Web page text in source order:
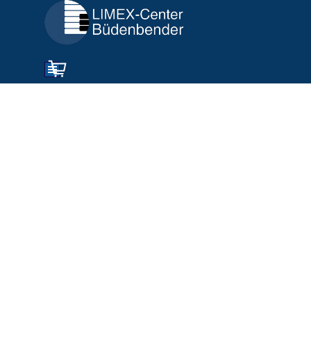
Direkt zum Seiteninhalt
Menü überspringen